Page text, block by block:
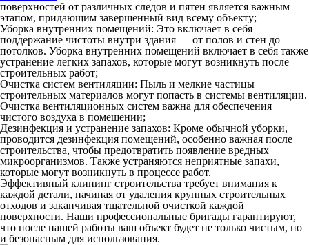
поверхностей от различных следов и пятен является важным
этапом, придающим завершенный вид всему объекту;
Уборка внутренних помещений: Это включает в себя
поддержание чистоты внутри здания — от полов и стен до
потолков. Уборка внутренних помещений включает в себя также
устранение легких запахов, которые могут возникнуть после
строительных работ;
Очистка систем вентиляции: Пыль и мелкие частицы
строительных материалов могут попасть в системы вентиляции.
Очистка вентиляционных систем важна для обеспечения
чистого воздуха в помещении;
Дезинфекция и устранение запахов: Кроме обычной уборки,
проводится дезинфекция помещений, особенно важная после
строительства, чтобы предотвратить появление вредных
микроорганизмов. Также устраняются неприятные запахи,
которые могут возникнуть в процессе работ.
Эффективный клининг строительства требует внимания к
каждой детали, начиная от удаления крупных строительных
отходов и заканчивая тщательной очисткой каждой
поверхности. Наши профессиональные бригады гарантируют,
что после нашей работы ваш объект будет не только чистым, но
и безопасным для использования.